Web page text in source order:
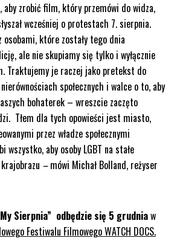
aby zrobić film, który przemówi do widza,
wcześniej o protestach 7. sierpnia.
osobami, które zostały tego dnia
ale nie skupiamy się tylko i wyłącznie
Traktujemy je raczej jako pretekst do
społecznych i walce o to, aby
bohaterek – wreszcie zaczęto
Tłem dla tych opowieści jest miasto,
przez władze społecznymi
aby osoby LGBT na stałe
–mówi Michał Bolland, reżyser
Sierpnia” odbędzie się 5 grudniaw
Festiwalu Filmowego WATCH DOCS.